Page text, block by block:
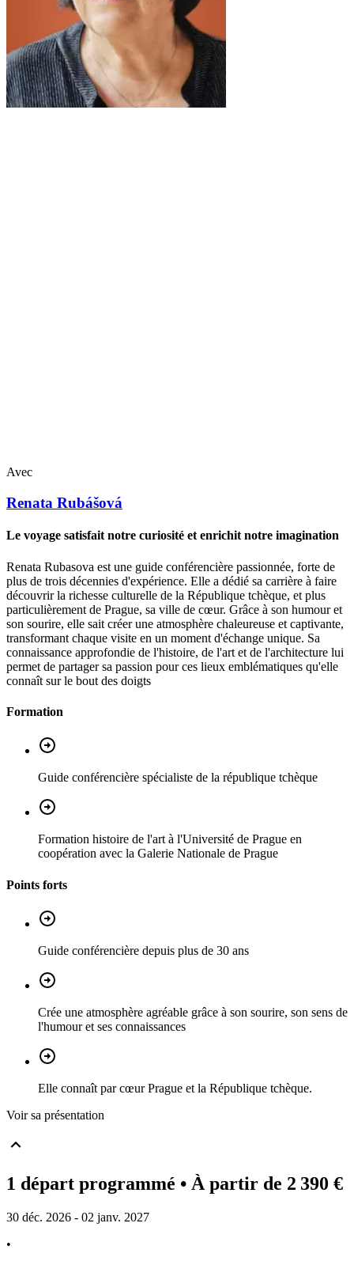
Avec
Renata Rubášová
Le voyage satisfait notre curiosité et enrichit notre imagination
Renata Rubasova est une guide conférencière passionnée, forte de
plus de trois décennies d'expérience. Elle a dédié sa carrière à faire
découvrir la richesse culturelle de la République tchèque, et plus
particulièrement de Prague, sa ville de cœur. Grâce à son humour et
son sourire, elle sait créer une atmosphère chaleureuse et captivante,
transformant chaque visite en un moment d'échange unique. Sa
connaissance approfondie de l'histoire, de l'art et de l'architecture lui
permet de partager sa passion pour ces lieux emblématiques qu'elle
connaît sur le bout des doigts
Formation
Guide conférencière spécialiste de la république tchèque
Formation histoire de l'art à l'Université de Prague en
coopération avec la Galerie Nationale de Prague
Points forts
Guide conférencière depuis plus de 30 ans
Crée une atmosphère agréable grâce à son sourire, son sens de
l'humour et ses connaissances
Elle connaît par cœur Prague et la République tchèque.
Voir sa présentation
1 départ programmé • À partir de 2 390 €
30 déc. 2026 - 02 janv. 2027
•